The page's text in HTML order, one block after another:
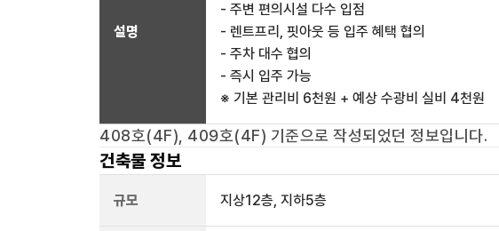
설명
- 주변 편의시설 다수 입점
- 렌트프리, 핏아웃 등 입주 혜택 협의
- 주차 대수 협의
- 즉시 입주 가능
※ 기본 관리비 6천원 + 예상 수광비 실비 4천원
408호(4F), 409호(4F) 기준으로 작성되었던 정보입니다.
건축물 정보
규모 지상12층, 지하5층